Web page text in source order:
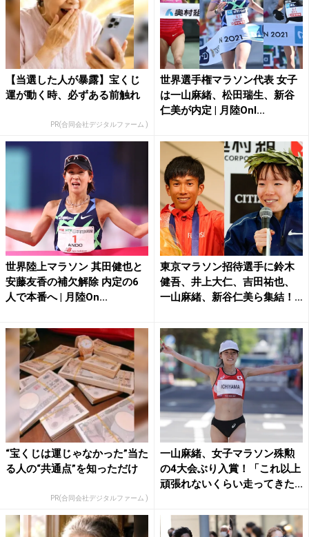
【当選した人が暴露】宝くじ
運が動く時、必ずある前触れ
PR(合同会社デジタルファーム )
世界選手権マラソン代表 女子
は一山麻緒、松田瑞生、新谷
仁美が内定 | 月陸Onl...
世界陸上マラソン 其田健也と
安藤友香の補欠解除 内定の6
人で本番へ | 月陸On...
東京マラソン招待選手に鈴木
健吾、井上大仁、吉田祐也、
一山麻緒、新谷仁美ら集結！
“宝くじは運じゃなかった”当た
る人の“共通点”を知っただけ
PR(合同会社デジタルファーム )
一山麻緒、女子マラソン殊勲
の4大会ぶり入賞！「これ以上
頑張れないくらい走ってきた...